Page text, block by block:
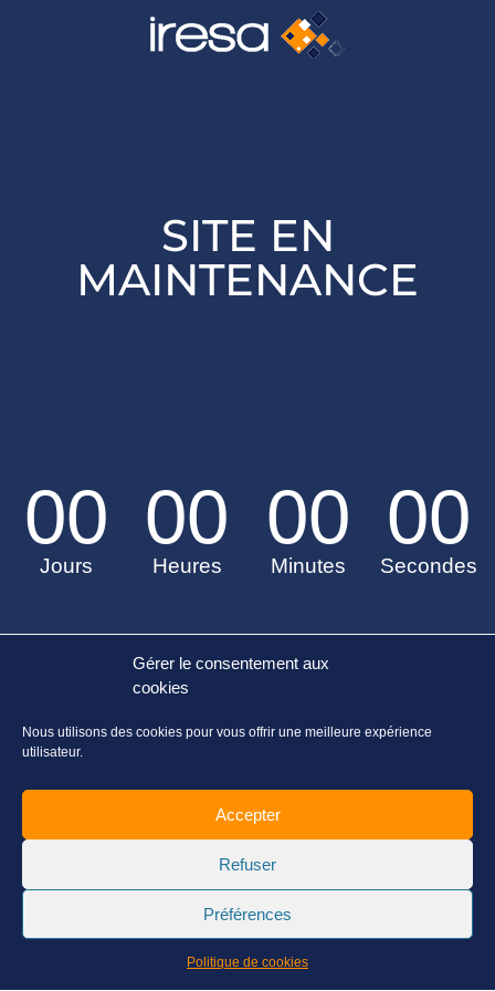
Gérer le consentement aux
cookies
Nous utilisons des cookies pour vous offrir une meilleure expérience
utilisateur.
Accepter
Refuser
Préférences
Politique de cookies
SITE EN
MAINTENANCE
00
Jours
00
Heures
00
Minutes
00
Secondes